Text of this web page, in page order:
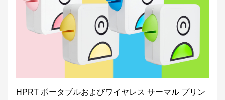
HPRT ポータブルおよびワイヤレス サーマル プリン